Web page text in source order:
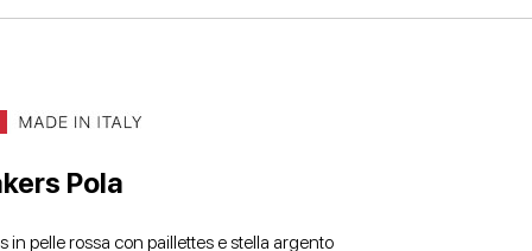
Pola
in pelle rossa con paillettes e stella argento